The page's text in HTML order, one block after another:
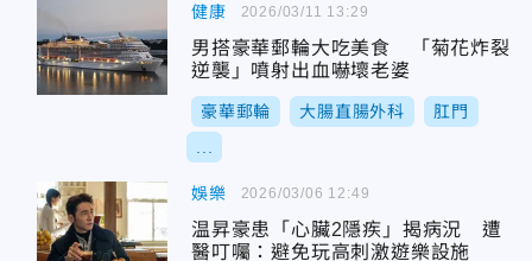
健康
男搭豪華郵輪大吃美食 「菊花炸裂
逆襲」噴射出血嚇壞老婆
豪華郵輪 大腸直腸外科 肛門
2026/03/11 13:29
娛樂
温昇豪患「心臟2隱疾」揭病況 遭
醫叮囑：避免玩高刺激遊樂設施
2026/03/06 12:49